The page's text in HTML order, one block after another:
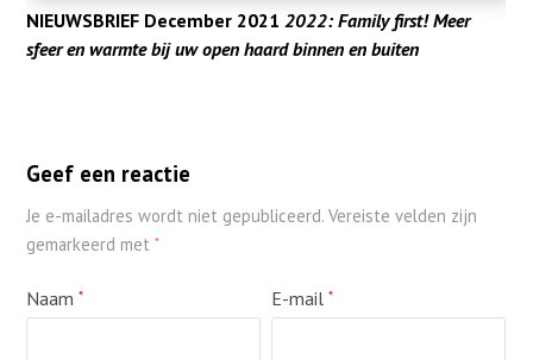
NIEUWSBRIEF December 2021 2022: Family first! Meer
sfeer en warmte bij uw open haard binnen en buiten
Geef een reactie
Je e-mailadres wordt niet gepubliceerd. Vereiste velden zijn
gemarkeerd met*
Naam* E-mail *